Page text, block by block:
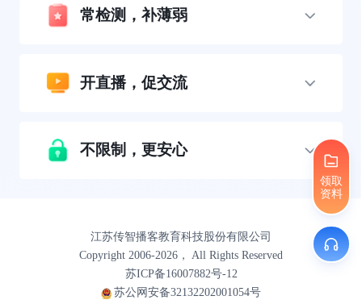
领取
资料
常检测，补薄弱
开直播，促交流
不限制，更安心
江苏传智播客教育科技股份有限公司
Copyright 2006-2026， All Rights Reserved
苏ICP备16007882号-12
苏公网安备32132202001054号